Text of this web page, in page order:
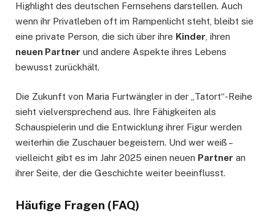
Highlight des deutschen Fernsehens darstellen. Auch
wenn ihr Privatleben oft im Rampenlicht steht, bleibt sie
eine private Person, die sich über ihre Kinder , ihren
neuen Partner und andere Aspekte ihres Lebens
bewusst zurückhält.
Die Zukunft von Maria Furtwängler in der „Tatort“-Reihe
sieht vielversprechend aus. Ihre Fähigkeiten als
Schauspielerin und die Entwicklung ihrer Figur werden
weiterhin die Zuschauer begeistern. Und wer weiß –
vielleicht gibt es im Jahr 2025 einen neuen Partner an
ihrer Seite, der die Geschichte weiter beeinflusst.
Häufige Fragen (FAQ)